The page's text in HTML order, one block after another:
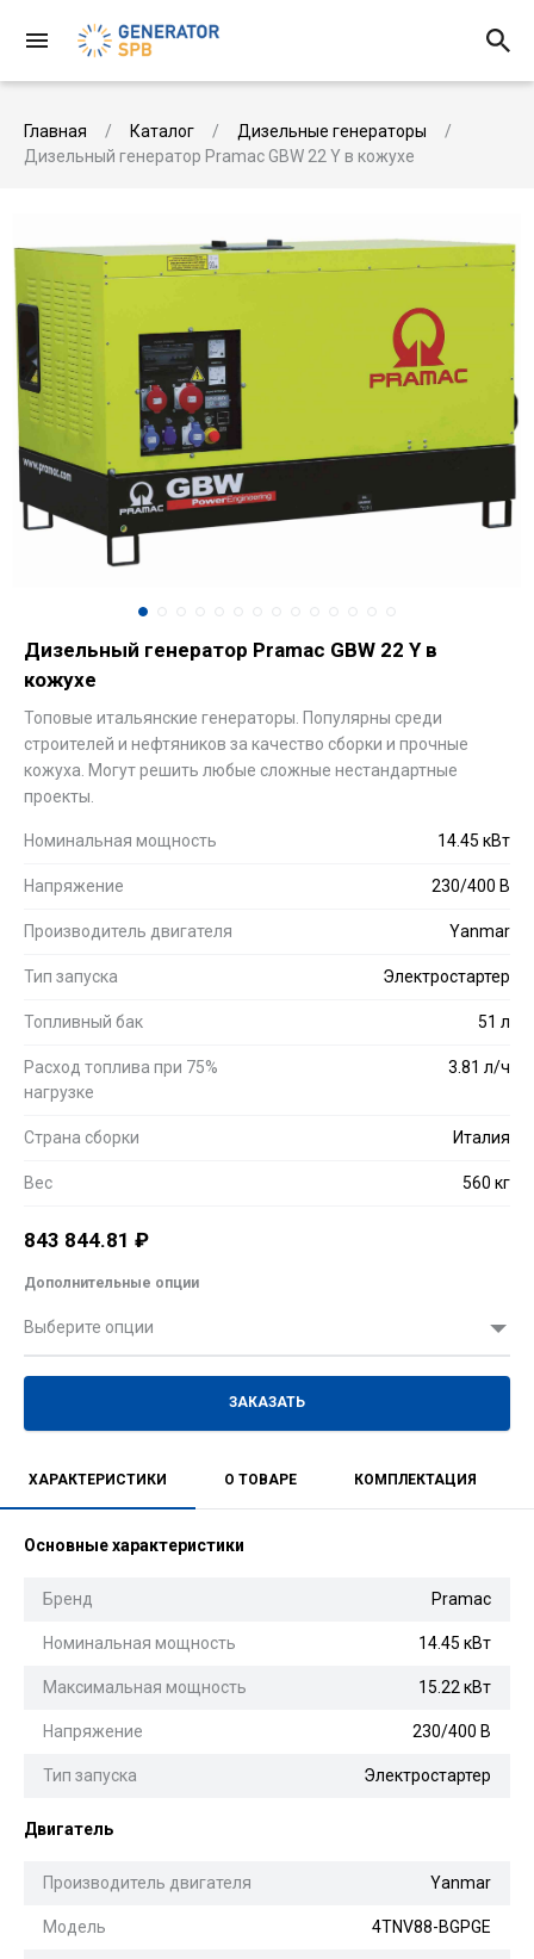
Главная Каталог
Дизельные генераторы
Дизельный генератор Pramac GBW 22 Y в кожухе
Дизельный генератор Pramac GBW 22 Y в
кожухе
Топовые итальянские генераторы. Популярны среди
строителей и нефтяников за качество сборки и прочные
кожуха. Могут решить любые сложные нестандартные
проекты.
Номинальная мощность 14.45 кВт
Напряжение 230/400 В
Производитель двигателя Yanmar
Тип запуска Электростартер
Топливный бак 51 л
Расход топлива при 75%
нагрузке
3.81 л/ч
Страна сборки Италия
Вес 560 кг
843 844.81 ₽
Дополнительные опции
Выберите опции
ЗАКАЗАТЬ
ХАРАКТЕРИСТИКИ О ТОВАРЕ КОМПЛЕКТАЦИЯ
Основные характеристики
Бренд Pramac
Номинальная мощность 14.45 кВт
Максимальная мощность 15.22 кВт
Напряжение 230/400 В
Тип запуска Электростартер
Двигатель
Производитель двигателя Yanmar
Модель 4TNV88-BGPGE